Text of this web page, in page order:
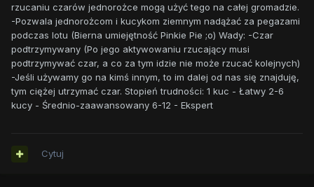
rzucaniu czarów jednorożce mogą użyć tego na całej gromadzie.
-Pozwala jednorożcom i kucykom ziemnym nadążać za pegazami
podczas lotu (Bierna umiejętność Pinkie Pie ;o) Wady: -Czar
podtrzymywany (Po jego aktywowaniu rzucający musi
podtrzymywać czar, a co za tym idzie nie może rzucać kolejnych)
-Jeśli używamy go na kimś innym, to im dalej od nas się znajduję,
tym ciężej utrzymać czar. Stopień trudności: 1 kuc - Łatwy 2-6
kucy - Średnio-zaawansowany 6-12 - Ekspert
Cytuj